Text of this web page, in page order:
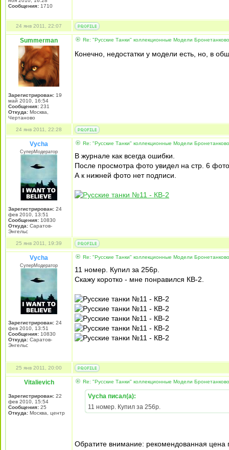
Сообщения: 1710
24 янв 2011, 22:07
Summerman
Зарегистрирован: 19
май 2010, 16:54
Сообщения: 231
Откуда: Москва,
Чертаново
Re: "Русские Танки" коллекционные Модели
Конечно, недостатки у модели есть, но, в
24 янв 2011, 22:28
Vycha
СуперМодератор
Зарегистрирован: 24
фев 2010, 13:51
Сообщения: 10830
Откуда: Саратов-
Энгельс
Re: "Русские Танки" коллекционные Модели
В журнале как всегда ошибки.
После просмотра фото увидел на стр. 6
А к нижней фото нет подписи.
25 янв 2011, 19:39
Vycha
СуперМодератор
Зарегистрирован: 24
фев 2010, 13:51
Сообщения: 10830
Откуда: Саратов-
Энгельс
Re: "Русские Танки" коллекционные Модели
11 номер. Купил за 256р.
Скажу коротко - мне понравился КВ-2.
25 янв 2011, 20:00
Vitalievich
Зарегистрирован: 22
фев 2010, 15:54
Сообщения: 25
Откуда: Москва, центр
Re: "Русские Танки" коллекционные Модели
Vycha писал(а):
11 номер. Купил за 256р.
Обратите внимание: рекомендованная